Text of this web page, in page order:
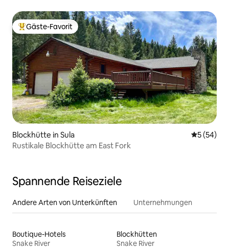
Beliebter Gäste-Favorit.
Gäste-Favorit
Blockhütte in Sula
5 (54)
Rustikale Blockhütte am East Fork
Spannende Reiseziele
Andere Arten von Unterkünften Unternehmungen
Boutique-Hotels
Snake River
Blockhütten
Snake River